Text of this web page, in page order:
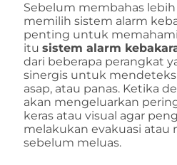
Sebelum membahas
memilih sistem alarm
penting untuk
itu sistem alarm
dari beberapa perangkat
sinergis untuk
asap, atau panas. Ketika
akan mengeluarkan
keras atau visual agar
melakukan evakuasi atau
sebelum meluas.